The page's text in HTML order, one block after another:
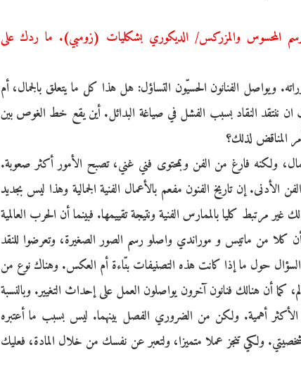
المحسوس والمزركس/ الديكوري بشكليات (زومبي). ما ردك على
ويواصل الفنانون الحسيّون التساؤل: هل هذا كل ما يتعلق بالجمال، أم
ننتقد النقاد بسبب الفشل في صياغة البدائل. أين يقع خط الغوص بين
المناقض لذلك؟
ولكنه فارغ من الفن وبمحتوى فني غني، تصبح الأمور أكثر صعوبة.
إن تاريخ الفنون مفعم بالأعمال الفنية الجمالية وهذا ليس بجديد
مرتبط كليا بالممارس الفنية ونتيجة تقييمها. فبينما أن الحرب العالمية
أن كلا من ماتيس و موراندي واصلو رسم الصور الصغيرة، وتعرضوا للنقد
حول ما إذا كانت هذه التصنيفات بنّاءة أم العكس. وهناك نوع من
كما أن هنالك فنانون آخرون يواصلون العمل على إحداث التغيير. وبالنسبة
أهمية. ولكن من الضروري الفصل بينهما. ليس بسبب ما أعتبره
ولكي تنجز عملا متميزا، ولتعبر عن نفسك من خلال المادة، فعليك